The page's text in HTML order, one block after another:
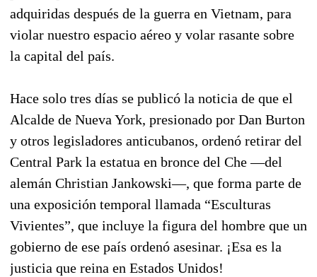
adquiridas después de la guerra en Vietnam, para
violar nuestro espacio aéreo y volar rasante sobre
la capital del país.
Hace solo tres días se publicó la noticia de que el
Alcalde de Nueva York, presionado por Dan Burton
y otros legisladores anticubanos, ordenó retirar del
Central Park la estatua en bronce del Che ―del
alemán Christian Jankowski―, que forma parte de
una exposición temporal llamada “Esculturas
Vivientes”, que incluye la figura del hombre que un
gobierno de ese país ordenó asesinar. ¡Esa es la
justicia que reina en Estados Unidos!